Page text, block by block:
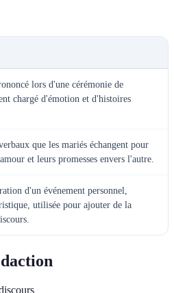
lors d'une cérémonie de
chargé d'émotion et d'histoires
que les mariés échangent pour
et leurs promesses envers l'autre.
d'un événement personnel,
utilisée pour ajouter de la